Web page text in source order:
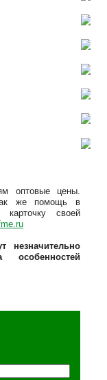
оптовые цены.
же помощь в
карточку своей
незначительно